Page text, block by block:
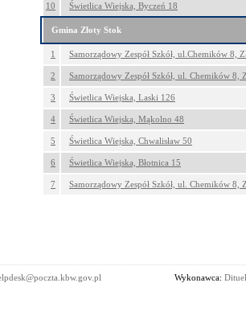
10
Świetlica Wiejska, Byczeń 18
Gmina Złoty Stok
1 Samorządowy Zespół Szkół, ul.Chemików 8,
2 Samorządowy Zespół Szkół, ul. Chemików 8,
3 Świetlica Wiejska, Laski 126
4 Świetlica Wiejska, Mąkolno 48
5 Świetlica Wiejska, Chwalisław 50
6 Świetlica Wiejska, Błotnica 15
7 Samorządowy Zespół Szkół, ul. Chemików 8,
Wykonawca: